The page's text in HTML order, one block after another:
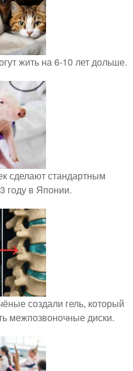
жить на 6-10 лет дольше.
сделают стандартным
году в Японии.
создали гель, который
межпозвоночные диски.